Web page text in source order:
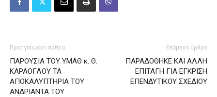
Προηγούμενο άρθρο
ΠΑΡΟΥΣΙΑ ΤΟΥ ΥΜΑΘ κ. Θ.
ΚΑΡΑΟΓΛΟΥ ΤΑ
ΑΠΟΚΑΛΥΠΤΗΡΙΑ ΤΟΥ
ΑΝΔΡΙΑΝΤΑ ΤΟΥ
Επόμενο άρθρο
ΠΑΡΑΔΟΘΗΚΕ ΚΑΙ ΑΛΛΗ
ΕΠΙΤΑΓΗ ΓΙΑ ΕΓΚΡΙΣΗ
ΕΠΕΝΔΥΤΙΚΟΥ ΣΧΕΔΙΟΥ